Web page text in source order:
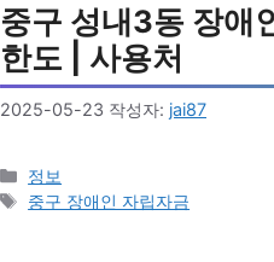
중구 성내3동 장애
한도 | 사용처
2025-05-23 작성자: jai87
카
테
정보
태
중구 장애인 자립자금